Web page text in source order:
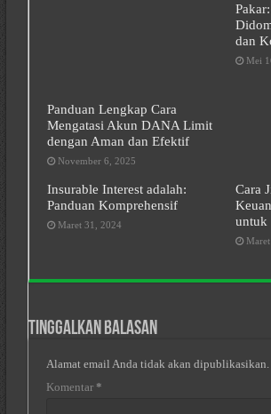
Panduan Lengkap Cara
Mengatasi Akun DANA Limit
dengan Aman dan Efektif
November 6, 2025
dan
Mei
Insurable Interest adalah:
Panduan Komprehensif
Maret 31, 2024
Cara
untuk
Tinggalkan Balasan
Alamat email Anda tidak akan dipublikasikan.
Komentar *